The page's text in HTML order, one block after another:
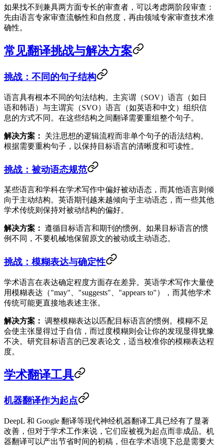
如果找不到兼具两方面专长的审查者，可以考虑两阶段审查：
先由语言专家审查流畅性和自然度，再由领域专家审查技术准
确性。
常见翻译挑战与解决方案
挑战：不同的句子结构
语言具有根本不同的句法结构。主宾谓（SOV）语言（如日
语和韩语）与主谓宾（SVO）语言（如英语和中文）组织信
息的方式不同。在这些结构之间翻译需要重组整个句子。
解决方案：
关注思想的逻辑流程而非单个句子的语法结构。
根据需要重构句子，以保持目标语言的清晰度和可读性。
挑战：被动语态规范
某些语言和学科在学术写作中偏好被动语态，而其他语言则倾
向于主动结构。英语期刊越来越倾向于主动语态，而一些其他
学术传统则保持对被动结构的偏好。
解决方案： 遵循目标语言和期刊的惯例。如果目标语言的惯
例不同，不要机械地保留原文的被动或主动语态。
挑战：模糊表达与确定性
学术语言在表达确定程度方面存在差异。英语学术写作大量使
用模糊表达（"may"、"suggests"、"appears to"），而其他学术
传统可能更直接地表述主张。
解决方案： 调整模糊表达以匹配目标语言的惯例。模糊不足
会使主张显得过于自信，而过度模糊则会让你的发现显得犹豫
不决。研究目标语言的已发表论文，适当校准你的模糊表达程
度。
学术翻译工具
机器翻译作为起点
DeepL 和 Google 翻译等现代神经机器翻译工具已经有了显著
改善，但对于学术工作来说，它们应被视为起点而非成品。机
器翻译可以产出节省时间的初稿，但在学术语境下总是需要大